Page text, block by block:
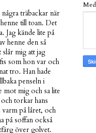
träbackar när
till toan. Det
Jag kände lite på
henne den så
mig att jag
som hon var och
tro. Han hade
penseln i
mot mig och sa lite
torkar hans
på låret, och
på soffan också
över golvet.